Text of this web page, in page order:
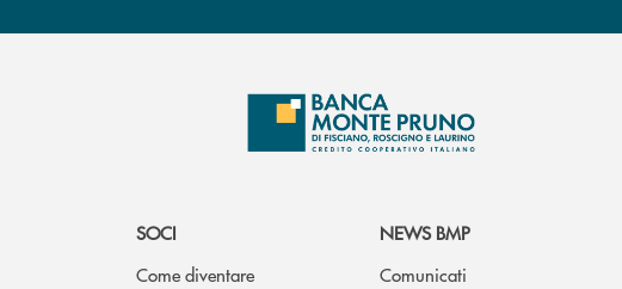
SOCI
Come diventare
NEWS BMP
Comunicati